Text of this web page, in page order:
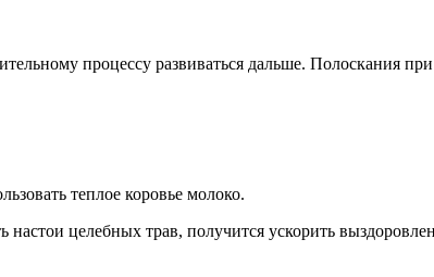
процессу развиваться дальше. Полоскания
теплое коровье молоко.
целебных трав, получится ускорить